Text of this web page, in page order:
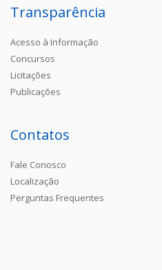
Transparência
Acesso à Informação
Concursos
Licitações
Publicações
Contatos
Fale Conosco
Localização
Perguntas Frequentes